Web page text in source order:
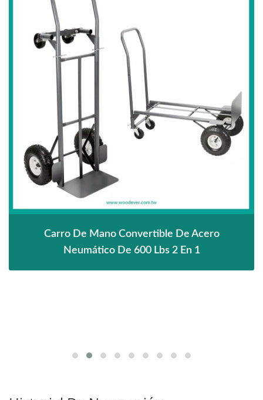
Carro De Mano Convertible De Acero
Neumático De 600 Lbs 2 En 1